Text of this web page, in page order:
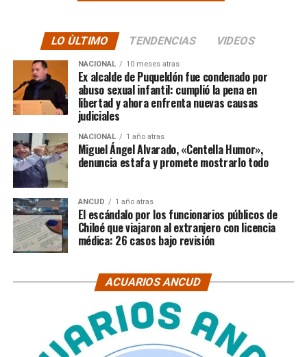
LO ÙLTIMO TENDENCIAS VIDEOS
NACIONAL 10 meses atras
Ex alcalde de Puqueldón fue condenado por
abuso sexual infantil: cumplió la pena en
libertad y ahora enfrenta nuevas causas
judiciales
NACIONAL 1 año atras
Miguel Ángel Alvarado, «Centella Humor»,
denuncia estafa y promete mostrarlo todo
ANCUD 1 año atras
El escándalo por los funcionarios públicos de
Chiloé que viajaron al extranjero con licencia
médica: 26 casos bajo revisión
ACUARIOS ANCUD